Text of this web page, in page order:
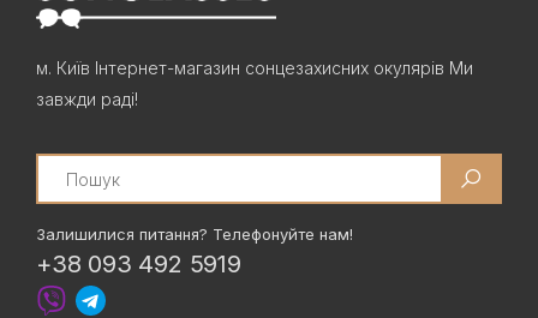
м. Київ Інтернет-магазин сонцезахисних окулярів Ми
завжди раді!
Search
Залишилися питання? Телефонуйте нам!
+38 093 492 5919